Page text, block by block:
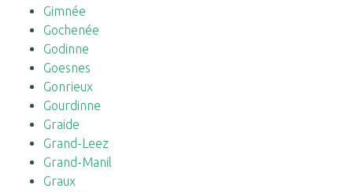
Gimnée
Gochenée
Godinne
Goesnes
Gonrieux
Gourdinne
Graide
Grand-Leez
Grand-Manil
Graux